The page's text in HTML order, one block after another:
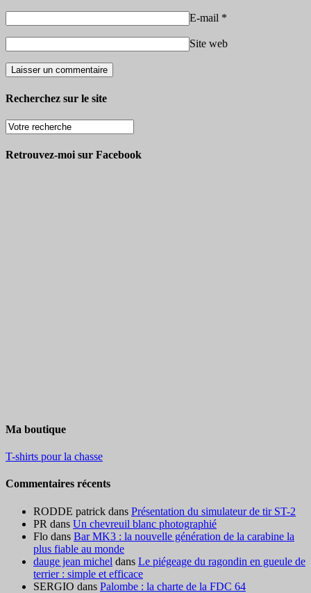
E-mail *
Site web
Recherchez sur le site
Retrouvez-moi sur Facebook
Ma boutique
T-shirts pour la chasse
Commentaires récents
RODDE patrick dans Présentation du simulateur de tir ST-2
PR dans Un chevreuil blanc photographié
Flo dans Bar MK3 : la nouvelle génération de la carabine la
plus fiable au monde
dauge jean michel dans Le piégeage du ragondin en gueule de
terrier : simple et efficace
SERGIO dans Palombe : la charte de la FDC 64